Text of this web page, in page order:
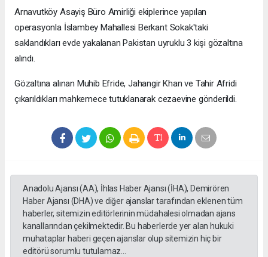
Arnavutköy Asayiş Büro Amirliği ekiplerince yapılan
operasyonla İslambey Mahallesi Berkant Sokak'taki
saklandıkları evde yakalanan Pakistan uyruklu 3 kişi gözaltına
alındı.
Gözaltına alınan Muhib Efride, Jahangir Khan ve Tahir Afridi
çıkarıldıkları mahkemece tutuklanarak cezaevine gönderildi.
Anadolu Ajansı (AA), İhlas Haber Ajansı (İHA), Demirören
Haber Ajansı (DHA) ve diğer ajanslar tarafından eklenen tüm
haberler, sitemizin editörlerinin müdahalesi olmadan ajans
kanallarından çekilmektedir. Bu haberlerde yer alan hukuki
muhataplar haberi geçen ajanslar olup sitemizin hiç bir
editörü sorumlu tutulamaz...